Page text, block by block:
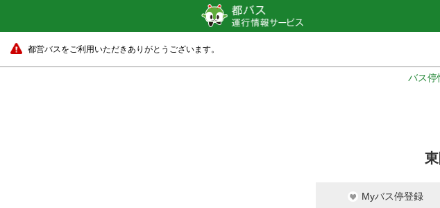
都営バスをご利用いただきありがとうございます。
バス停
Myバス停登録